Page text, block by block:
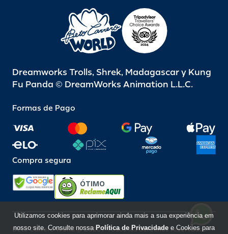
Dreamworks Trolls, Shrek, Madagascar y Kung
Fu Panda © DreamWorks Animation L.L.C.
Formas de Pago
Compra segura
ÓTIMO
Beto Carrero World @ 2026 / Todos los derechos reservados
Utilizamos cookies para aprimorar ainda mais a sua experiência em
nosso site. Consulte nossa Política de Privacidade e Cookies para